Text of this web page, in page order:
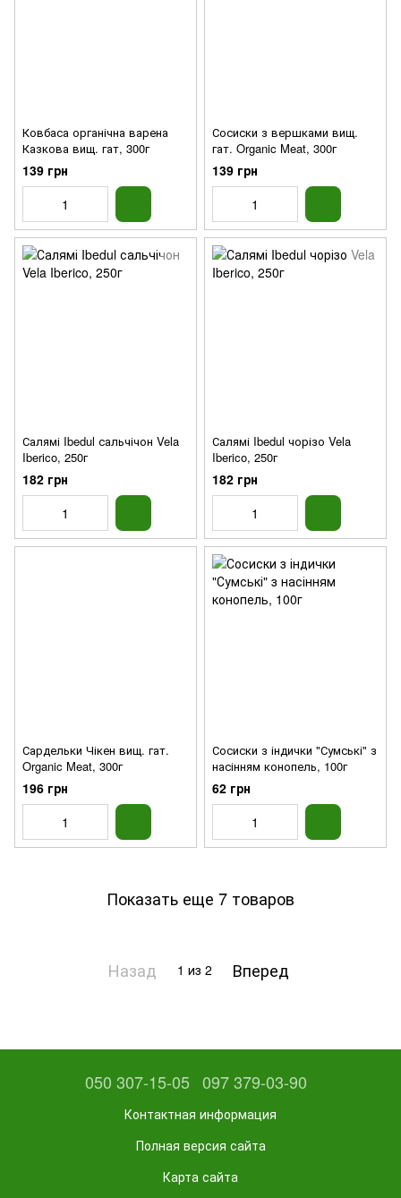
Ковбаса органічна варена
Казкова вищ. гат, 300г
139 грн
Сосиски з вершками вищ.
гат. Organic Meat, 300г
139 грн
Салямі Ibedul сальчічон Vela
Iberico, 250г
182 грн
Салямі Ibedul чорізо Vela
Iberico, 250г
182 грн
Сардельки Чікен вищ. гат.
Organic Meat, 300г
196 грн
Сосиски з індички "Сумські" з
насінням конопель, 100г
62 грн
Показать еще 7 товаров
Назад 1 из 2 Вперед
050 307-15-05 097 379-03-90
Контактная информация
Полная версия сайта
Карта сайта